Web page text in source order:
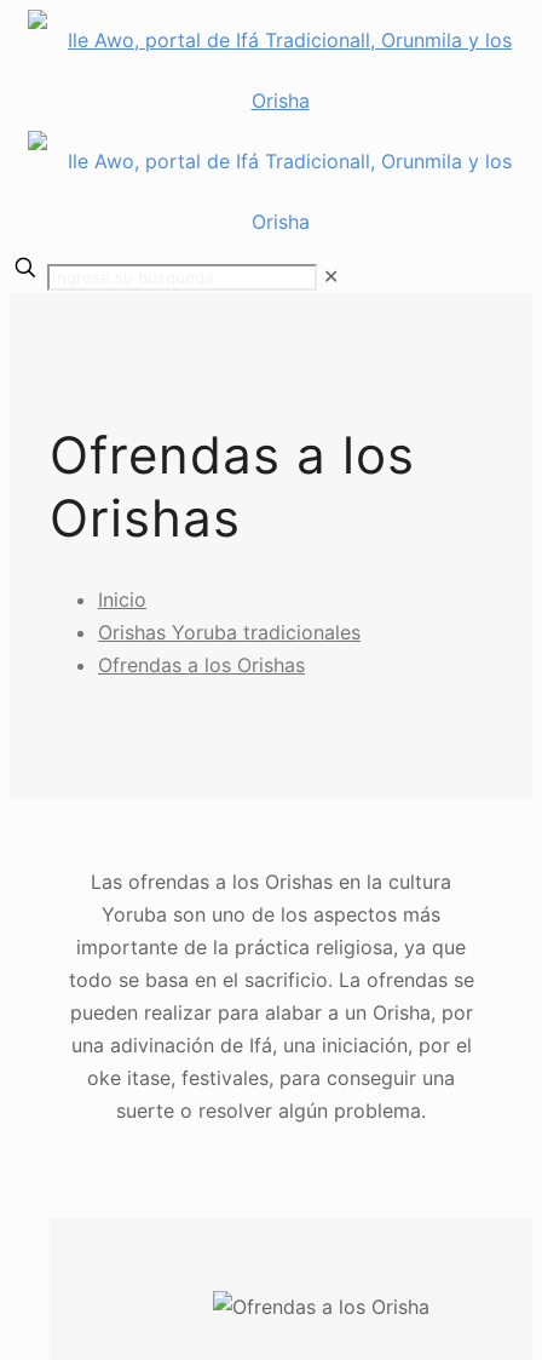
✕
Ofrendas a los
Orishas
Inicio
Orishas Yoruba tradicionales
Ofrendas a los Orishas
Las ofrendas a los Orishas en la cultura
Yoruba son uno de los aspectos más
importante de la práctica religiosa, ya que
todo se basa en el sacrificio. La ofrendas se
pueden realizar para alabar a un Orisha, por
una adivinación de Ifá, una iniciación, por el
oke itase, festivales, para conseguir una
suerte o resolver algún problema.